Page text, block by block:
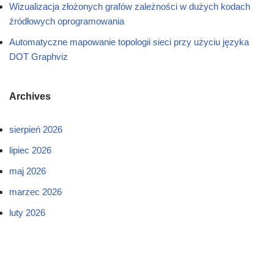
Wizualizacja złożonych grafów zależności w dużych kodach
źródłowych oprogramowania
Automatyczne mapowanie topologii sieci przy użyciu języka
DOT Graphviz
Archives
sierpień 2026
lipiec 2026
maj 2026
marzec 2026
luty 2026